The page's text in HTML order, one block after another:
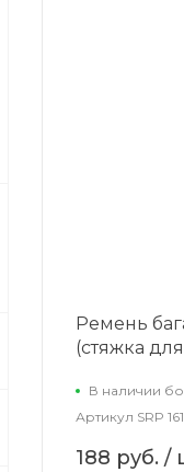
Ремень
(стяжка для
В наличии
Артикул SRP
188 руб. /